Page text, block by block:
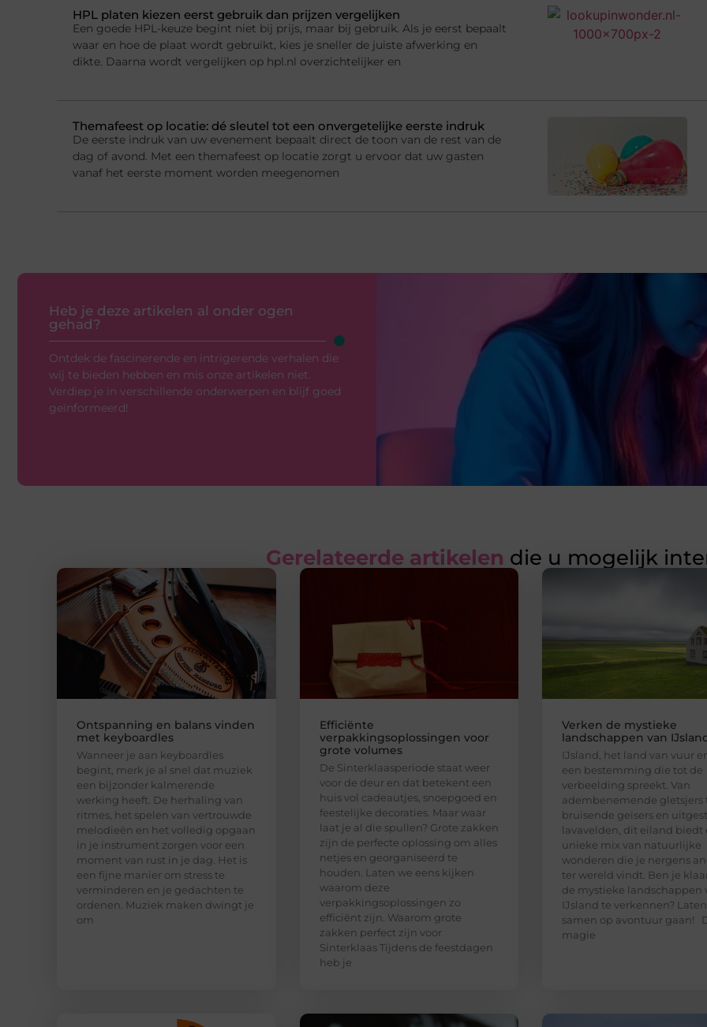
HPL platen kiezen eerst gebruik dan prijzen vergelijken
Een goede HPL-keuze begint niet bij prijs, maar bij gebruik. Als je eerst bepaalt
waar en hoe de plaat wordt gebruikt, kies je sneller de juiste afwerking en
dikte. Daarna wordt vergelijken op hpl.nl overzichtelijker en
Themafeest op locatie: dé sleutel tot een onvergetelijke eerste indruk
De eerste indruk van uw evenement bepaalt direct de toon van de rest van de
dag of avond. Met een themafeest op locatie zorgt u ervoor dat uw gasten
vanaf het eerste moment worden meegenomen
Heb je deze artikelen al onder ogen
gehad?
Ontdek de fascinerende en intrigerende verhalen die
wij te bieden hebben en mis onze artikelen niet.
Verdiep je in verschillende onderwerpen en blijf goed
geïnformeerd!
Gerelateerde artikelen die u mogelijk
Ontspanning en balans vinden
met keyboardles
Wanneer je aan keyboardles
begint, merk je al snel dat muziek
een bijzonder kalmerende
werking heeft. De herhaling van
ritmes, het spelen van vertrouwde
melodieën en het volledig opgaan
in je instrument zorgen voor een
moment van rust in je dag. Het is
een fijne manier om stress te
verminderen en je gedachten te
ordenen. Muziek maken dwingt je
om
Efficiënte
verpakkingsoplossingen voor
grote volumes
De Sinterklaasperiode staat weer
voor de deur en dat betekent een
huis vol cadeautjes, snoepgoed en
feestelijke decoraties. Maar waar
laat je al die spullen? Grote zakken
zijn de perfecte oplossing om alles
netjes en georganiseerd te
houden. Laten we eens kijken
waarom deze
verpakkingsoplossingen zo
efficiënt zijn. Waarom grote
zakken perfect zijn voor
Sinterklaas Tijdens de feestdagen
heb je
Verken de mystieke
landschappen van
IJsland, het land van vuur
een bestemming die tot de
verbeelding spreekt. Van
adembenemende gletsjers
bruisende geisers en
lavavelden, dit eiland biedt
unieke mix van natuurlijke
wonderen die je nergens
ter wereld vindt. Ben je
de mystieke landschappen
IJsland te verkennen?
samen op avontuur gaan!
magie